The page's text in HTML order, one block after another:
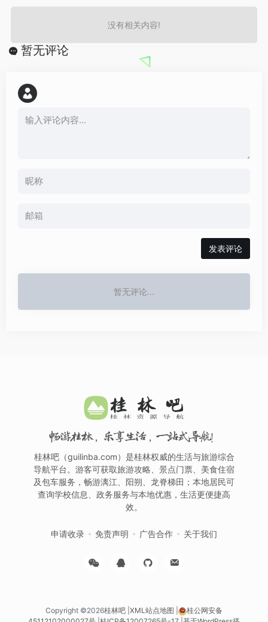
没有相关内容!
暂无评论
发表评论
暂无评论...
畅游桂林，乐享生活，一站式导航！
桂林吧（guilinba.com）是桂林权威的生活与旅游综合
导航平台。游客可获取旅游攻略、景点门票、美食住宿
及包车服务，畅游漓江、阳朔、龙脊梯田；本地居民可
查询学校信息、政务服务与本地优惠，生活更便捷高
效。
申请收录 免责声明 广告合作 关于我们
Copyright ©2026桂林吧 XML站点地图
桂公网安备